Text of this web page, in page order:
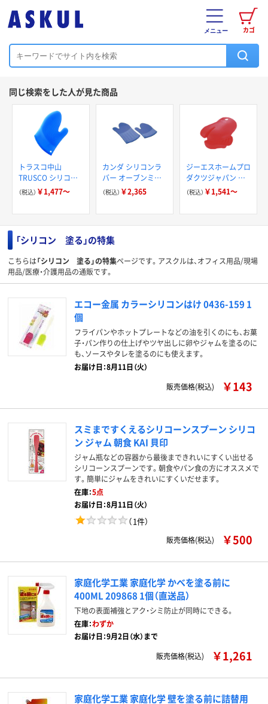
カゴ
メニュー
同じ検索をした人が見た商品
トラスコ中山
TRUSCO シリコン
ミトン
（税込） ￥1,477～
カンダ シリコンラ
バー オーブンミト
ン 小 425034 1枚
（税込） ￥2,365
ジーエスホームプロ
ダクツジャパン シ
リコンハーフミトン
0002-599
（税込） ￥1,541～
「シリコン 塗る」の特集
こちらは「シリコン 塗る」の特集ページです。アスクルは、オフィス用品/現場
用品/医療・介護用品の通販です。
エコー金属 カラーシリコンはけ 0436-159 1
個
フライパンやホットプレートなどの油を引くのにも、お菓
子・パン作りの仕上げやツヤ出しに卵やジャムを塗るのに
も、ソースやタレを塗るのにも使えます。
お届け日：8月11日（火）
販売価格(税込)
￥143
スミまですくえるシリコーンスプーン シリコ
ン ジャム 朝食 KAI 貝印
ジャム瓶などの容器から最後まできれいにすくい出せる
シリコーンスプーンです。朝食やパン食の方にオススメで
す。簡単にジャムをきれいにすくいだせます。
在庫：5点
お届け日：8月11日（火）
（1件）
販売価格(税込) ￥500
家庭化学工業 家庭化学 かべを塗る前に
400ML 209868 1個（直送品）
下地の表面補強とアク・シミ防止が同時にできる。
在庫：わずか
お届け日：9月2日（水）まで
販売価格(税込)
￥1,261
家庭化学工業 家庭化学 壁を塗る前に詰替用